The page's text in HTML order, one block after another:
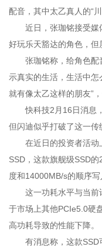
配音，其中太乙真人的“
近日，张珈铭接受媒
好玩乐天豁达的角色，但
张珈铭称，给角色配音
示真实的生活，生活中怎
就有像太乙这样的朋友”
快科技2月16日消息，
但闪迪似乎打破了这一传
在近日的投资者活动
SSD，这款旗舰级SSD
度和14000MB/s的顺序写
这一功耗水平与当前
于市场上其他PCIe5.0硬
高功耗导致的性能下降。
有消息称，这款SSD